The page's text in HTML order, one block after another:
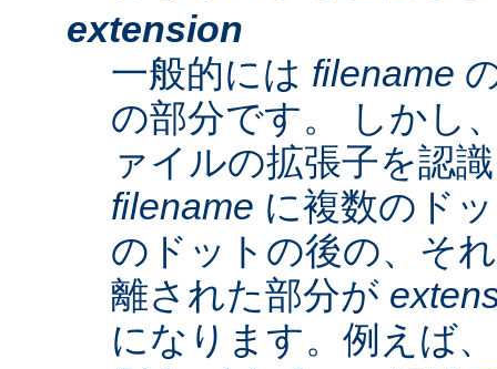
extension
一般的には filename
の部分です。 しかし
ァイルの拡張子を認
filename に複数のド
のドットの後の、そ
離された部分が
になります。例えば、